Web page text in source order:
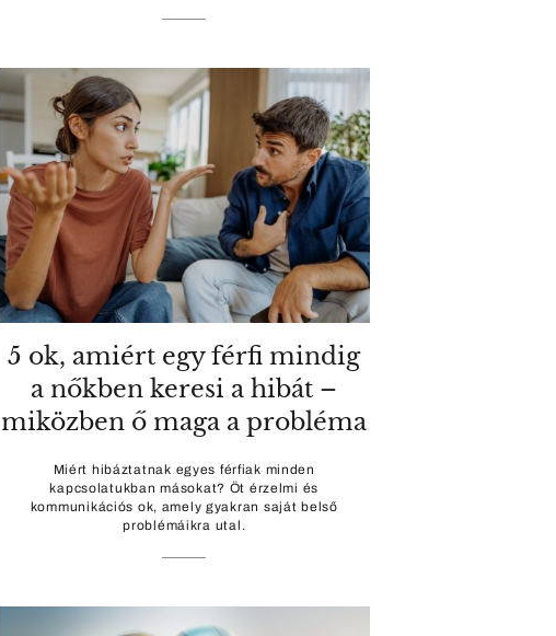
5 ok, amiért egy férfi mindig
a nőkben keresi a hibát –
miközben ő maga a probléma
Miért hibáztatnak egyes férfiak minden
kapcsolatukban másokat? Öt érzelmi és
kommunikációs ok, amely gyakran saját belső
problémáikra utal.